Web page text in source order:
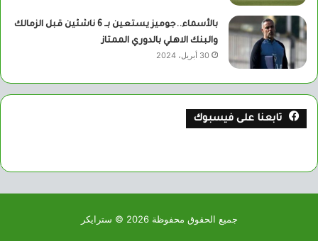
بالأسماء..جوميز يستعين بــ 6 ناشئين قبل الزمالك
والبنك الاهلي بالدوري الممتاز
30 أبريل، 2024
تابعنا على فيسبوك
جميع الحقوق محفوظة 2026 © سترايكر